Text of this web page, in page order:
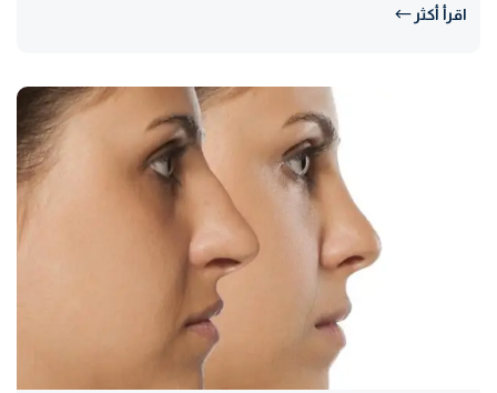
اقرأ أكثر